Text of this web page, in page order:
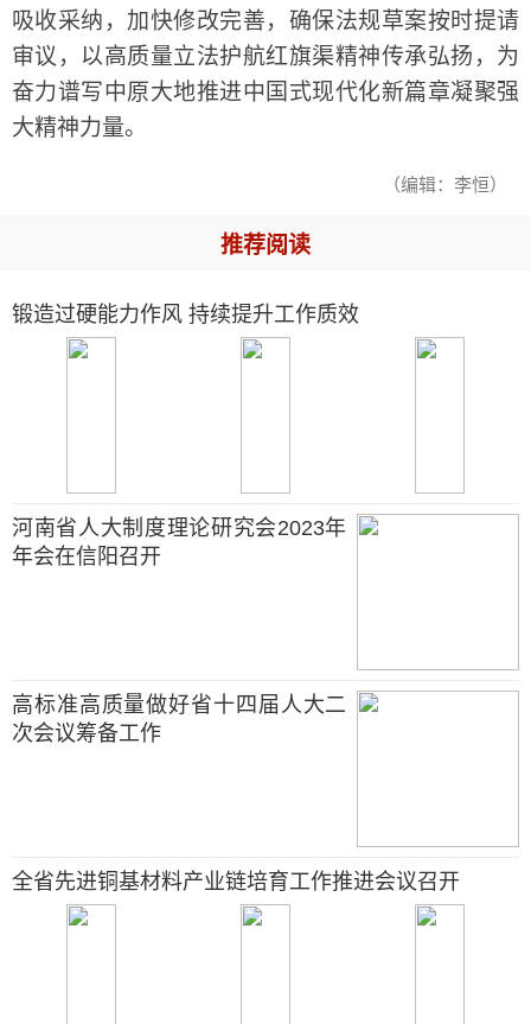
吸收采纳，加快修改完善，确保法规草案按时提请
审议，以高质量立法护航红旗渠精神传承弘扬，为
奋力谱写中原大地推进中国式现代化新篇章凝聚强
大精神力量。
（编辑：李恒）
推荐阅读
锻造过硬能力作风 持续提升工作质效
河南省人大制度理论研究会2023年
年会在信阳召开
高标准高质量做好省十四届人大二
次会议筹备工作
全省先进铜基材料产业链培育工作推进会议召开